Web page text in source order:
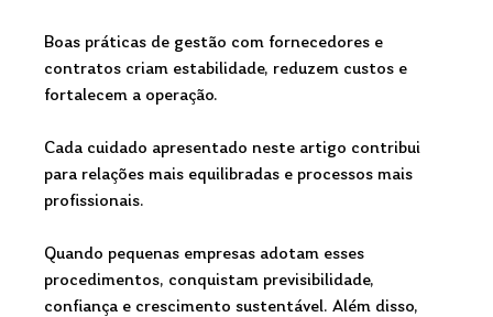
Boas práticas de gestão com fornecedores e
contratos criam estabilidade, reduzem custos e
fortalecem a operação.
Cada cuidado apresentado neste artigo contribui
para relações mais equilibradas e processos mais
profissionais.
Quando pequenas empresas adotam esses
procedimentos, conquistam previsibilidade,
confiança e crescimento sustentável. Além disso,